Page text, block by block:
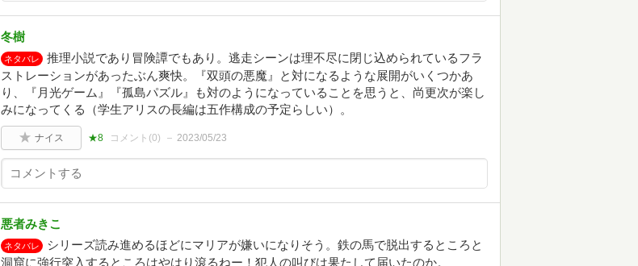
冬樹
ネタバレ
推理小説であり冒険譚でもあり。逃走シーンは理不尽に閉じ込められているフラ
ストレーションがあったぶん爽快。『双頭の悪魔』と対になるような展開がいくつかあ
り、『月光ゲーム』『孤島パズル』も対のようになっていることを思うと、尚更次が楽し
みになってくる（学生アリスの長編は五作構成の予定らしい）。
ナイス ★8 コメント(0) 2023/05/23
悪者みきこ
ネタバレ
シリーズ読み進めるほどにマリアが嫌いになりそう。鉄の馬で脱出するところと
洞窟に強行突入するところはやはり滾るねー！犯人の叫びは果たして届いたのか。